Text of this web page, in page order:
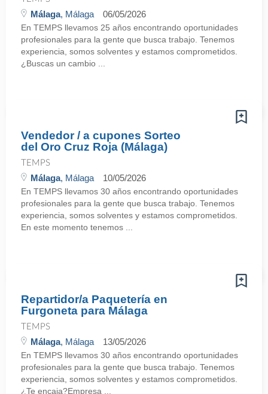
Málaga, Málaga 06/05/2026
En TEMPS llevamos 25 años encontrando oportunidades
profesionales para la gente que busca trabajo. Tenemos
experiencia, somos solventes y estamos comprometidos.
¿Buscas un cambio ...
Vendedor / a cupones Sorteo
del Oro Cruz Roja (Málaga)
TEMPS
Málaga, Málaga 10/05/2026
En TEMPS llevamos 30 años encontrando oportunidades
profesionales para la gente que busca trabajo. Tenemos
experiencia, somos solventes y estamos comprometidos.
En este momento tenemos ...
Repartidor/a Paquetería en
Furgoneta para Málaga
TEMPS
Málaga, Málaga 13/05/2026
En TEMPS llevamos 30 años encontrando oportunidades
profesionales para la gente que busca trabajo. Tenemos
experiencia, somos solventes y estamos comprometidos.
¿Te encaja?Empresa ...